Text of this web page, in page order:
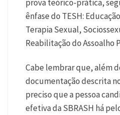
prova teórico-prática,
ênfase do TESH:
Terapia Sexual,
Reabilitação do Assoalho
Cabe lembrar que, além
documentação descrita
preciso que a pessoa
efetiva da SBRASH há